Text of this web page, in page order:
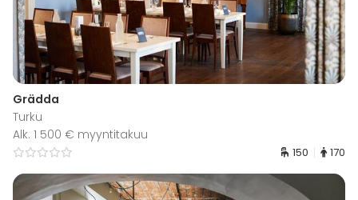
Grädda
Turku
Alk. 1 500 € myyntitakuu
150 170